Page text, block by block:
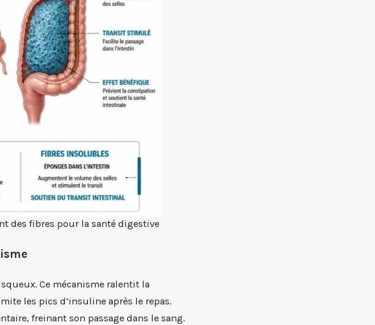
des fibres pour la santé digestive
Ce mécanisme ralentit la
les pics d’insuline après le repas.
freinant son passage dans le sang.